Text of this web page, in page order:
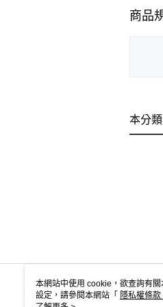
商品
本分
本網站中使用 cookie，欲查詢有
設定，請參閱本網站「 隱私權條款